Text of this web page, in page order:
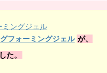
フォーミングジェル が、
た。